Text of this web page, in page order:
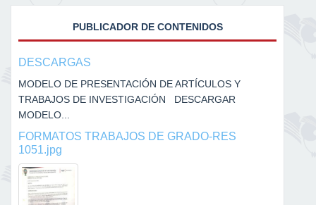
PUBLICADOR DE CONTENIDOS
DESCARGAS
MODELO DE PRESENTACIÓN DE ARTÍCULOS Y
TRABAJOS DE INVESTIGACIÓN DESCARGAR
MODELO...
FORMATOS TRABAJOS DE GRADO-RES
1051.jpg